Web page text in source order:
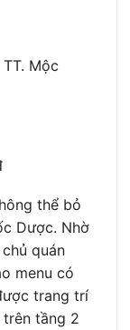
Mộc
thể bỏ
Dược. Nhờ
quán
menu có
trang trí
tầng 2